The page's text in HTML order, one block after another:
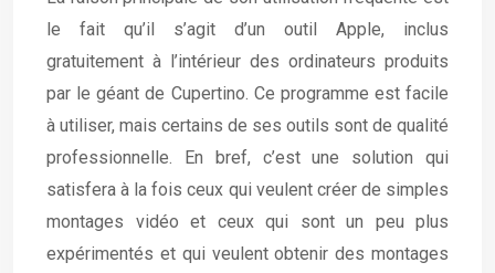
le fait qu’il s’agit d’un outil Apple, inclus
gratuitement à l’intérieur des ordinateurs produits
par le géant de Cupertino. Ce programme est facile
à utiliser, mais certains de ses outils sont de qualité
professionnelle. En bref, c’est une solution qui
satisfera à la fois ceux qui veulent créer de simples
montages vidéo et ceux qui sont un peu plus
expérimentés et qui veulent obtenir des montages